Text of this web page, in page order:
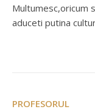
Multumesc,oricum
aduceti putina
PROFESORUL